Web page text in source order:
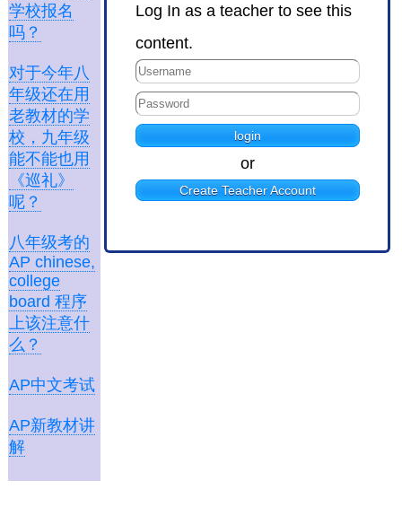
学校报名
吗？
对于今年八
年级还在用
老教材的学
校，九年级
能不能也用
《巡礼》
呢？
八年级考的
AP chinese,
college
board 程序
上该注意什
么？
AP中文考试
AP新教材讲
解
Log In as a teacher to see this
content.
or
Create Teacher Account